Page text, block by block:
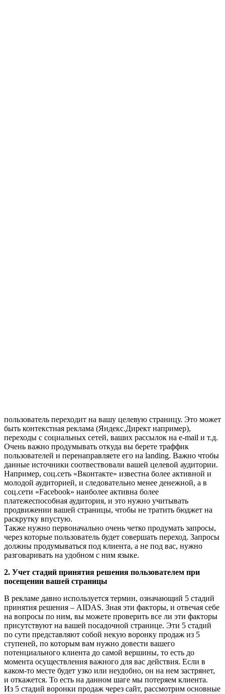
пользователь переходит на вашу целевую страницу. Это может
быть контекстная реклама (Яндекс.Директ например),
переходы с социальных сетей, ваших рассылок на e-mail и т.д.
Очень важно продумывать откуда вы берете траффик
пользователей и перенаправляете его на landing. Важно чтобы
данные источники соотвествовали вашей целевой аудитории.
Например, соц.сеть «Вконтакте» известна более активной и
молодой аудиторией, и следовательно менее денежной, а в
соц.сети «Facebook» наиболее активна более
платежеспособная аудитория, и это нужно учитывать
продвижении вашей страницы, чтобы не тратить бюджет на
раскрутку впустую.
Также нужно первоначально очень четко продумать запросы,
через которые пользователь будет совершать переход. Запросы
должны продумываться под клиента, а не под вас, нужно
разговаривать на удобном с ним языке.
2. Учет стадий принятия решения пользователем при
посещении вашей страницы
В рекламе давно используется термин, означающий 5 стадий
принятия решения – AIDAS. Зная эти факторы, и отвечая себе
на вопросы по ним, вы можете проверить все ли эти факторы
присутствуют на вашей посадочной странице. Эти 5 стадий
по сути представляют собой некую воронку продаж из 5
ступеней, по которым вам нужно довести вашего
потенциального клиента до самой вершины, то есть до
момента осуществления важного для вас действия. Если в
каком-то месте будет узко или неудобно, он на нем застрянет,
и откажется. То есть на данном шаге мы потеряем клиента.
Из 5 стадий воронки продаж через сайт, рассмотрим основные